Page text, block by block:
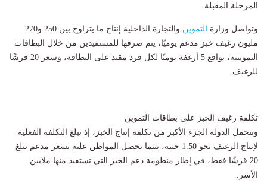
المرحلة المقبلة.
وتواصل وزارة التموين
والتجارة الداخلية إنتاج ما يتراوح بين 250 و270
مليون رغيف خبز مدعم يوميًا، يتم صرفها للمستفيدين من خلال البطاقات
التموينية، بواقع 5 أرغفة يوميًا لكل فرد مقيد على البطاقة، وسعر 20 قرشًا
للرغيف.
تكلفة رغيف الخبز على بطاقات التموين
وتتحمل الدولة الجزء الأكبر من تكلفة إنتاج الخبز، إذ تبلغ التكلفة الفعلية
لإنتاج الرغيف نحو 1.50 جنيه، بينما يحصل المواطن عليه بسعر مدعم يبلغ
20 قرشًا فقط، في إطار منظومة دعم الخبز التي تستفيد منها ملايين
الأسر.